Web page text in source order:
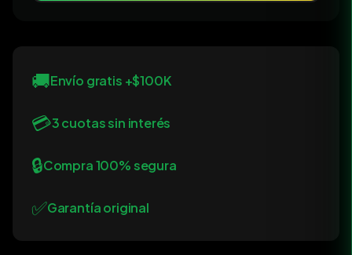
🚚Envío gratis +$100K
💳3 cuotas sin interés
🔒Compra 100% segura
✅Garantía original